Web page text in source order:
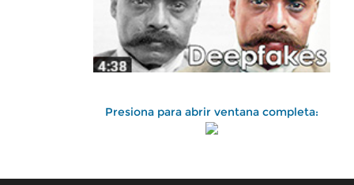
Presiona para abrir ventana completa: